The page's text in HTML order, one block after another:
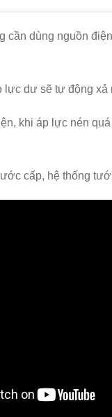
cần dùng nguồn
lực dư sẽ tự động
khi áp lực nén
cấp, hệ thống